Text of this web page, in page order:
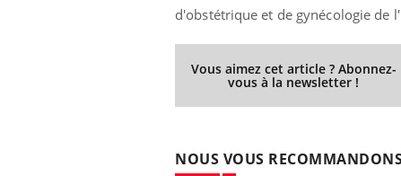
d'obstétrique et de gynécologie de
Vous aimez cet article ? Abonnez-
vous à la newsletter !
NOUS VOUS